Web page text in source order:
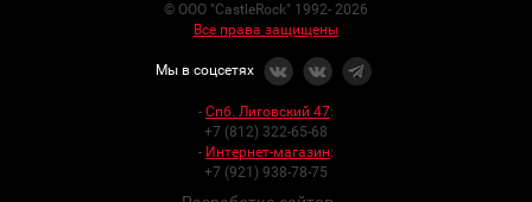
© ООО "CastleRock" 1992- 2026
Все права защищены
Мы в соцсетях
- Спб. Лиговский 47:
+7 (812) 322-65-68
- Интернет-магазин:
+7 (921) 938-78-75